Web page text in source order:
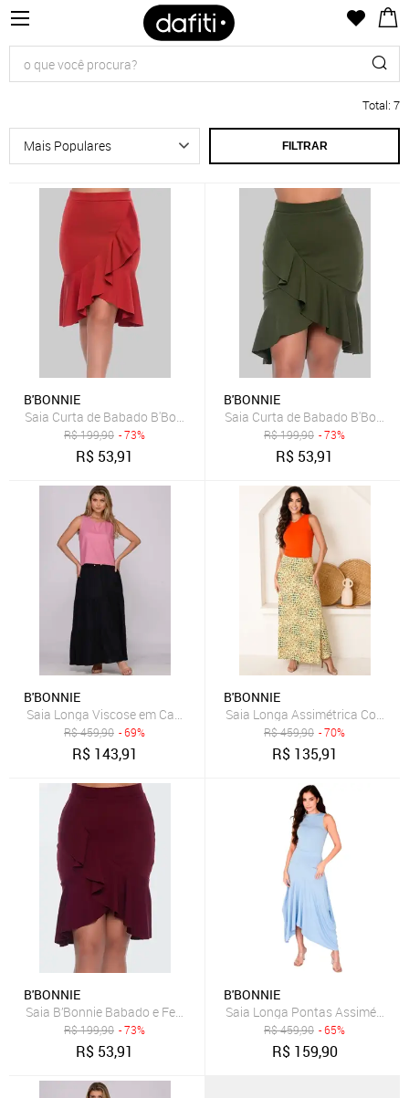
Total: 7
FILTRAR
B'BONNIE
Saia Curta de Babado B'Bonnie Leonora Terra
R$199,90 - 73%
R$ 53,91
B'BONNIE
Saia Curta de Babado B'Bonnie
R$199,90 - 73%
R$ 53,91
B'BONNIE
Saia Longa Viscose em Camadas B’Bonnie Luiza Preto
R$459,90 - 69%
R$ 143,91
B'BONNIE
Saia Longa Assimétrica Com
R$459,90 - 70%
R$ 135,91
B'BONNIE
Saia B’Bonnie Babado e Fenda frontal Leonora Vinho
R$199,90 - 73%
R$ 53,91
B'BONNIE
Saia Longa Pontas
R$459,90 - 65%
R$ 159,90